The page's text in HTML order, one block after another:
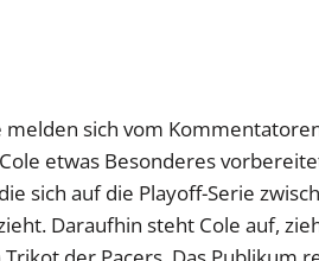
melden sich vom
etwas Besonderes
sich auf die Playoff-Serie
Daraufhin steht Cole auf,